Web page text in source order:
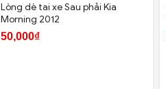
Lòng dè tai xe Sau phải Kia
Morning 2012
50,000₫